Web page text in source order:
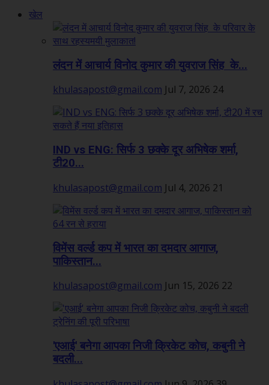
खेल
लंदन में आचार्य विनोद कुमार की युवराज सिंह के...
khulasapost@gmail.com Jul 7, 2026 24
IND vs ENG: सिर्फ 3 छक्के दूर अभिषेक शर्मा,
टी20...
khulasapost@gmail.com Jul 4, 2026 21
विमेंस वर्ल्ड कप में भारत का दमदार आगाज,
पाकिस्तान...
khulasapost@gmail.com Jun 15, 2026 22
'एआई' बनेगा आपका निजी क्रिकेट कोच, कबुनी ने
बदली...